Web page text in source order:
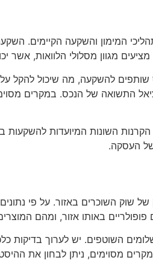
המימון והשקעה הקיימים.
מגוון מסלולי הלוואות,
להשקעה, מה שיכול להקל
התשואה של הנכס. במקרים
השונות המיועדות
העסקה.
שוק השוכרים באזור. על פי
באותו אזור, ומהם
השוטפים. יש לערוך בדיקות
מסוימים, ניתן לבחון את